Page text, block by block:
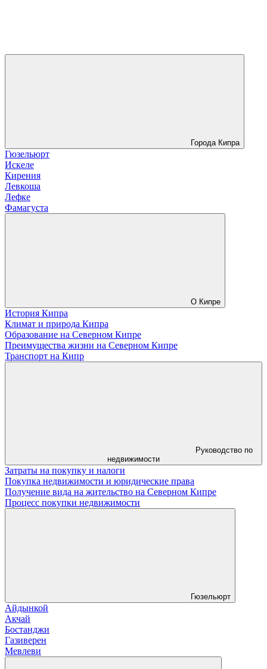
Города Кипра
Гюзельюрт
Искеле
Кирения
Левкоша
Лефке
Фамагуста
О Кипре
История Кипра
Климат и природа Кипра
Образование на Северном Кипре
Преимущества жизни на Северном Кипре
Транспорт на Кипр
Руководство по
недвижимости
Затраты на покупку и налоги
Покупка недвижимости и юридические права
Получение вида на жительство на Северном Кипре
Процесс покупки недвижимости
Гюзельюрт
Айдынкой
Акчай
Бостанджи
Газиверен
Мевлеви